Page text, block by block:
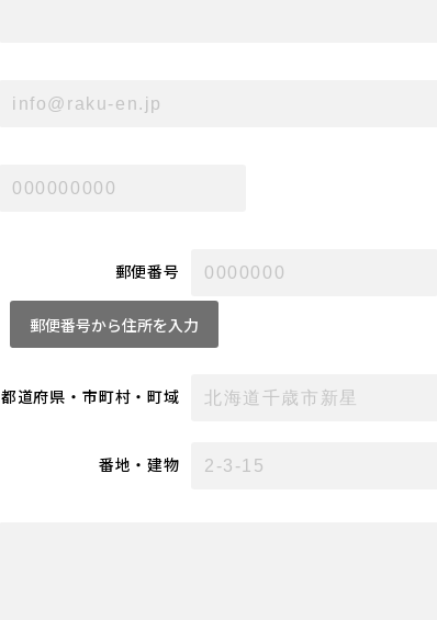
郵便番号
郵便番号から住所を入力
都道府県 ・ 市町村 ・町域
番地 ・建物